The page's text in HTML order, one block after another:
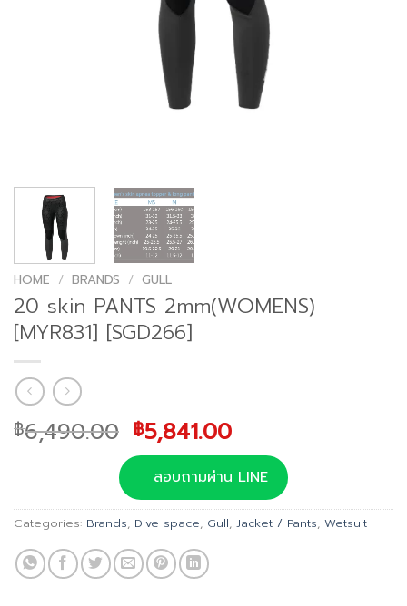
HOME / BRANDS / GULL
20 skin PANTS 2mm(WOMENS)
[MYR831] [SGD266]
฿6,490.00 Original
price
was:
฿6,490.00.
฿5,841.00Current
price
is:
฿5,841.00.
สอบถามผ่าน LINE
Categories: Brands, Dive space, Gull, Jacket / Pants, Wetsuit